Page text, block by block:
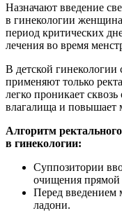
Назначают введение
в гинекологии
период критических
лечения во время
В детской
применяют только
легко проникает
влагалища и повышает
Алгоритм
в гинекологии:
Суппозитории
очищения
Перед введением
ладони.